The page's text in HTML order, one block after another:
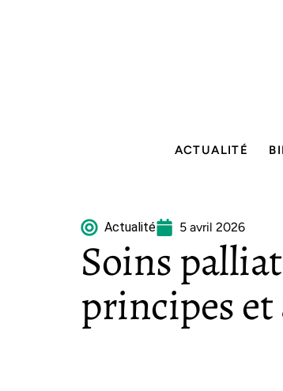
ACTUALITÉ
Actualité 5 avril 2026
Soins
principes